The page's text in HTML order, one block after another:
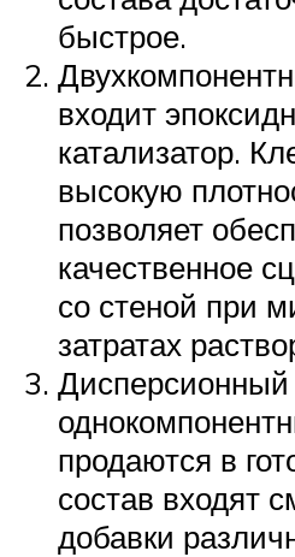
быстрое.
входит
катализатор.
высокую
позволяет
качественное
со стеной при
затратах
Дисперсионный
продаются в
состав входят
добавки